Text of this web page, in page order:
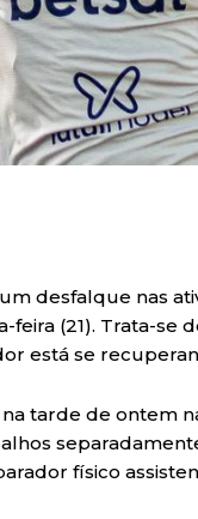
desfalque nas
feira (21). Trata-se
está se
tarde de ontem
físico